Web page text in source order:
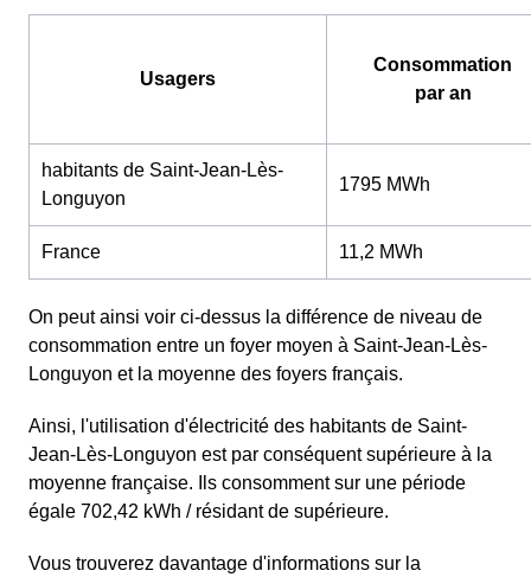
Usagers
Consommation
par an
habitants de Saint-Jean-Lès-
Longuyon
1795 MWh
France 11,2 MWh
On peut ainsi voir ci-dessus la différence de niveau de
consommation entre un foyer moyen à Saint-Jean-Lès-
Longuyon et la moyenne des foyers français.
Ainsi, l'utilisation d'électricité des habitants de Saint-
Jean-Lès-Longuyon est par conséquent supérieure à la
moyenne française. Ils consomment sur une période
égale 702,42 kWh / résidant de supérieure.
Vous trouverez davantage d'informations sur la